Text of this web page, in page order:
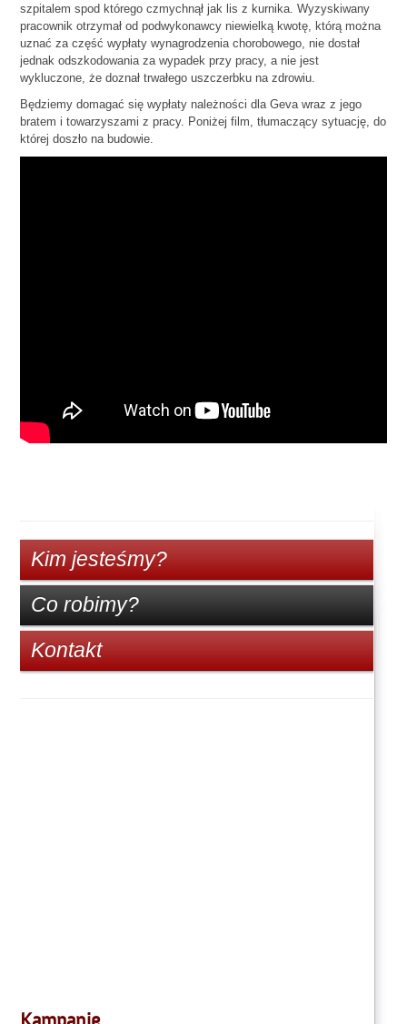
szpitalem spod którego czmychnął jak lis z kurnika. Wyzyskiwany
pracownik otrzymał od podwykonawcy niewielką kwotę, którą można
uznać za część wypłaty wynagrodzenia chorobowego, nie dostał
jednak odszkodowania za wypadek przy pracy, a nie jest
wykluczone, że doznał trwałego uszczerbku na zdrowiu.
Będziemy domagać się wypłaty należności dla Geva wraz z jego
bratem i towarzyszami z pracy. Poniżej film, tłumaczący sytuację, do
której doszło na budowie.
Kim jesteśmy?
Co robimy?
Kontakt